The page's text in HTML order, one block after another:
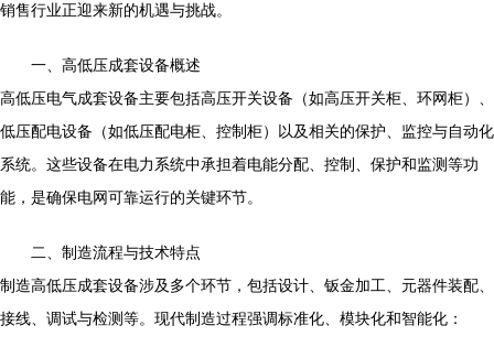
销售行业正迎来新的机遇与挑战。
一、高低压成套设备概述
高低压电气成套设备主要包括高压开关设备（如高压开关柜、环网柜）、
低压配电设备（如低压配电柜、控制柜）以及相关的保护、监控与自动化
系统。这些设备在电力系统中承担着电能分配、控制、保护和监测等功
能，是确保电网可靠运行的关键环节。
二、制造流程与技术特点
制造高低压成套设备涉及多个环节，包括设计、钣金加工、元器件装配、
接线、调试与检测等。现代制造过程强调标准化、模块化和智能化：